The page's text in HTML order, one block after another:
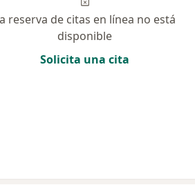
reserva de citas en línea no está
disponible
Solicita una cita